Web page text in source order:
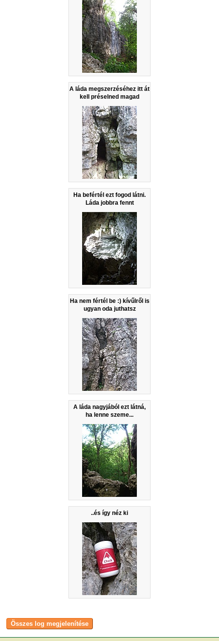
A láda megszerzéséhez itt át
kell préselned magad
Ha befértél ezt fogod látni.
Láda jobbra fennt
Ha nem fértél be :) kívűlről is
ugyan oda juthatsz
A láda nagyjából ezt látná,
ha lenne szeme...
..és így néz ki